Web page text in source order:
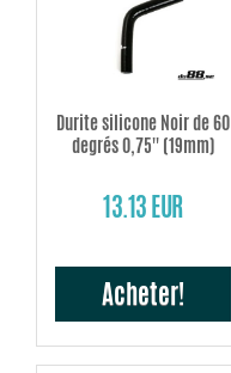
Durite silicone Noir de 60
degrés 0,75'' (19mm)
13.13 EUR
Acheter!